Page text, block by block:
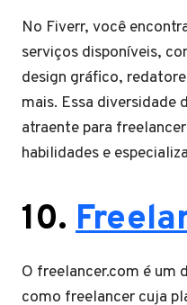
No Fiverr, você
serviços disponíveis,
design gráfico,
mais. Essa diversidade
atraente para
habilidades e
10.
O freelancer.com é um
como freelancer cuja